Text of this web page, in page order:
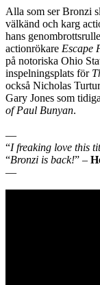
Alla som ser Bronzi
välkänd och karg
hans
actionrökare Escape
på notoriska Ohio
inspelningsplats för
också Nicholas
Gary Jones som
of Paul Bunyan.
—
“I freaking love this
“Bronzi is back!” –
—